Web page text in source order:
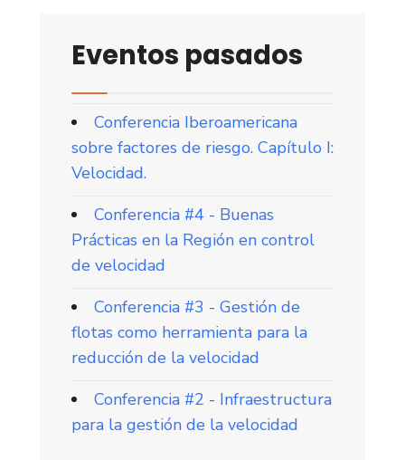
Eventos pasados
Conferencia Iberoamericana
sobre factores de riesgo. Capítulo I:
Velocidad.
Conferencia #4 - Buenas
Prácticas en la Región en control
de velocidad
Conferencia #3 - Gestión de
flotas como herramienta para la
reducción de la velocidad
Conferencia #2 - Infraestructura
para la gestión de la velocidad